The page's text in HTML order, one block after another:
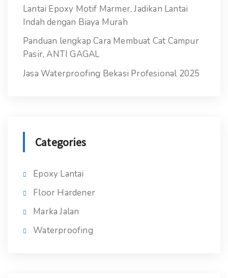
Lantai Epoxy Motif Marmer, Jadikan Lantai
Indah dengan Biaya Murah
Panduan lengkap Cara Membuat Cat Campur
Pasir, ANTI GAGAL
Jasa Waterproofing Bekasi Profesional 2025
Categories
Epoxy Lantai
Floor Hardener
Marka Jalan
Waterproofing